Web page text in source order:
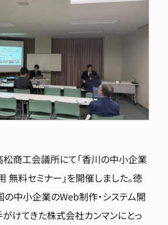
商工会議所にて「香川の中小企業
無料セミナー」を開催しました。徳
の中小企業のWeb制作・システム開
けてきた株式会社カンマンにとっ